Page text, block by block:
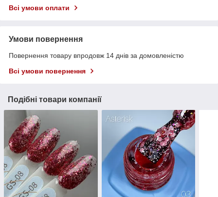
Всі умови оплати
Умови повернення
Повернення товару впродовж 14 днів за домовленістю
Всі умови повернення
Подібні товари компанії